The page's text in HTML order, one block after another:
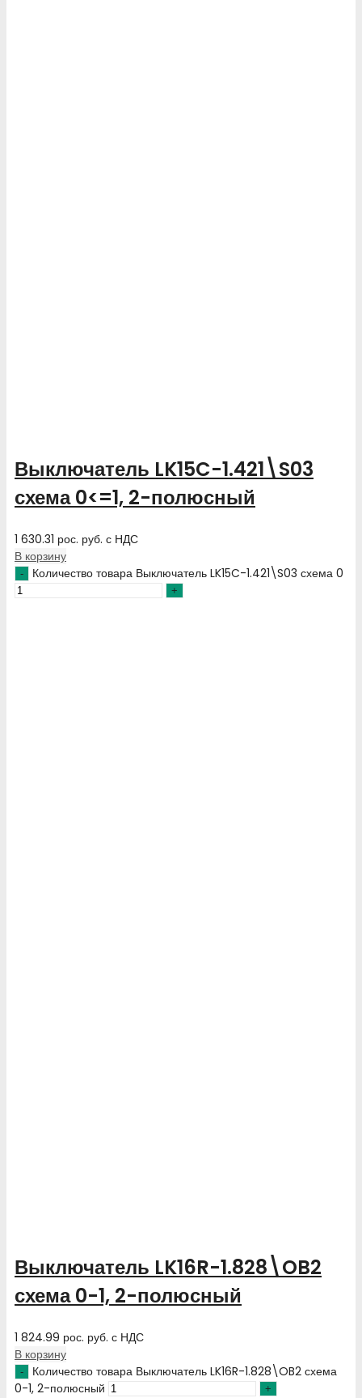
Выключатель LK15C-1.421\S03
схема 0<=1, 2-полюсный
1 630.31 рос. руб. с НДС
В корзину
Количество товара Выключатель LK15C-1.421\S03 схема 0
Выключатель LK16R-1.828\OB2
схема 0-1, 2-полюсный
1 824.99 рос. руб. с НДС
В корзину
Количество товара Выключатель LK16R-1.828\OB2 схема
0-1, 2-полюсный